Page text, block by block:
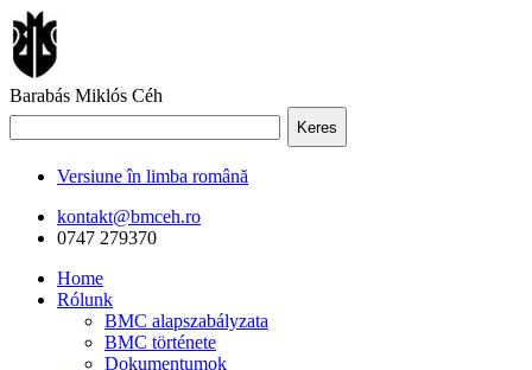
Barabás Miklós Céh
Keres
Versiune în limba română
kontakt@bmceh.ro
0747 279370
Home
Rólunk
BMC alapszabályzata
BMC története
Dokumentumok